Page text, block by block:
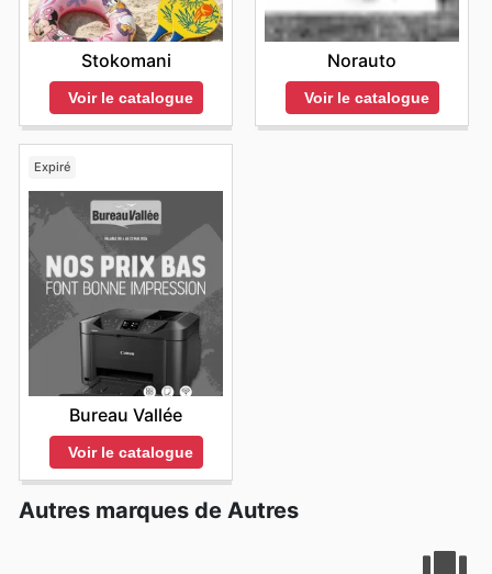
Stokomani
Voir le catalogue
Norauto
Voir le catalogue
Expiré
Bureau Vallée
Voir le catalogue
Autres marques de Autres